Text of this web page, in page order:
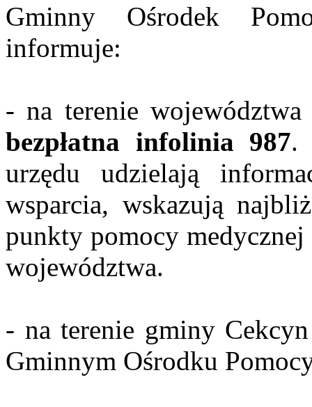
Gminny Ośrodek
informuje:
- na terenie
bezpłatna infolinia 987.
urzędu udzielają
wsparcia, wskazują
punkty pomocy medycznej
województwa.
- na terenie gminy
Gminnym Ośrodku